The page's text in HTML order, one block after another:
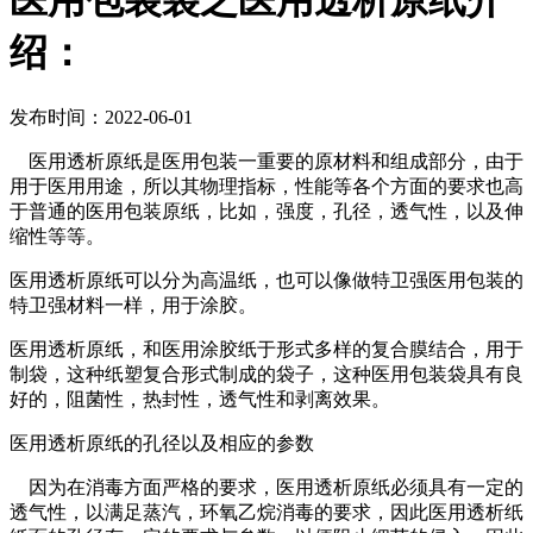
绍：
发布时间：2022-06-01
医用透析原纸是医用包装一重要的原材料和组成部分，由于
用于医用用途，所以其物理指标，性能等各个方面的要求也高
于普通的医用包装原纸，比如，强度，孔径，透气性，以及伸
缩性等等。
医用透析原纸可以分为高温纸，也可以像做特卫强医用包装的
特卫强材料一样，用于涂胶。
医用透析原纸，和医用涂胶纸于形式多样的复合膜结合，用于
制袋，这种纸塑复合形式制成的袋子，这种医用包装袋具有良
好的，阻菌性，热封性，透气性和剥离效果。
医用透析原纸的孔径以及相应的参数
因为在消毒方面严格的要求，医用透析原纸必须具有一定的
透气性，以满足蒸汽，环氧乙烷消毒的要求，因此医用透析纸